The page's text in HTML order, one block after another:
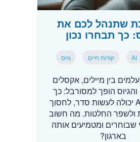
שתנהל לכם את
כך תבחרו נכון
AI קורות חיים גיוס
בין מיילים, אקסלים
והגיוס הופך למסורבל: כך
מערכת ATS יכולה לעשות סדר, לחסוך
ולשפר החלטות. מה חשוב
שבוחרים ומטמיעים אותה
בארגון?